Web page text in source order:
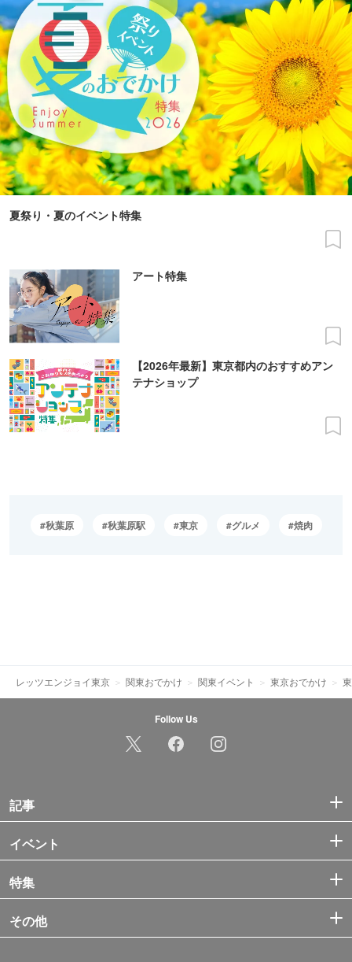
夏祭り・夏のイベント特集
アート特集
【2026年最新】東京都内のおすすめアン
テナショップ
秋葉原 秋葉原駅 東京 グルメ 焼肉
レッツエンジョイ東京 関東おでかけ 関東イベント 東京おでかけ
Follow Us
記事
イベント
特集
その他